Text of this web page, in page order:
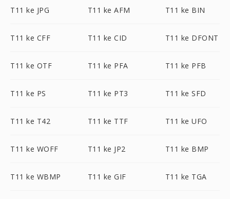
T11 ke JPG T11 ke AFM T11 ke BIN
T11 ke CFF T11 ke CID T11 ke DFONT
T11 ke OTF T11 ke PFA T11 ke PFB
T11 ke PS T11 ke PT3 T11 ke SFD
T11 ke T42 T11 ke TTF T11 ke UFO
T11 ke WOFF T11 ke JP2 T11 ke BMP
T11 ke WBMP T11 ke GIF T11 ke TGA